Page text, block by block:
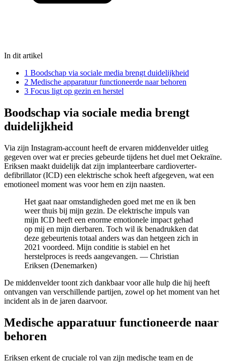
In dit artikel
1 Boodschap via sociale media brengt duidelijkheid
2 Medische apparatuur functioneerde naar behoren
3 Focus ligt op gezin en herstel
Boodschap via sociale media brengt
duidelijkheid
Via zijn Instagram-account heeft de ervaren middenvelder uitleg
gegeven over wat er precies gebeurde tijdens het duel met Oekraïne.
Eriksen maakt duidelijk dat zijn implanteerbare cardioverter-
defibrillator (ICD) een elektrische schok heeft afgegeven, wat een
emotioneel moment was voor hem en zijn naasten.
Het gaat naar omstandigheden goed met me en ik ben
weer thuis bij mijn gezin. De elektrische impuls van
mijn ICD heeft een enorme emotionele impact gehad
op mij en mijn dierbaren. Toch wil ik benadrukken dat
deze gebeurtenis totaal anders was dan hetgeen zich in
2021 voordeed. Mijn conditie is stabiel en het
herstelproces is reeds aangevangen. — Christian
Eriksen (Denemarken)
De middenvelder toont zich dankbaar voor alle hulp die hij heeft
ontvangen van verschillende partijen, zowel op het moment van het
incident als in de jaren daarvoor.
Medische apparatuur functioneerde naar
behoren
Eriksen erkent de cruciale rol van zijn medische team en de